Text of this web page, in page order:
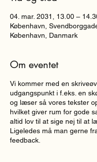
04. mar. 2031, 13.00 –
København,
København, Danmark
Om eventet
Vi kommer med en
udgangspunkt i f.eks. en
og læser så vores tekster
hvilket giver rum for gode
altid lov til at sige nej til at
Ligeledes må man gerne
feedback.